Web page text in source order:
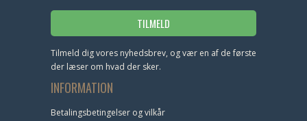
Tilmeld dig vores nyhedsbrev, og vær en af de første
der læser om hvad der sker.
INFORMATION
Betalingsbetingelser og vilkår